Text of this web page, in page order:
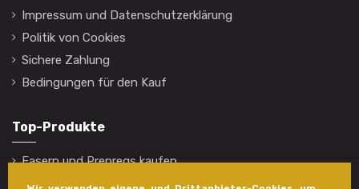
Impressum und Datenschutzerklärung
Politik von Cookies
Sichere Zahlung
Bedingungen für den Kauf
Top-Produkte
Fasern und Prepregs kaufen
Harze kaufen